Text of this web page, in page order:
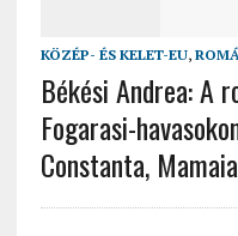
KÖZÉP- ÉS KELET-EU,
Békési Andrea: A
Fogarasi-
Constanta, Mamaia